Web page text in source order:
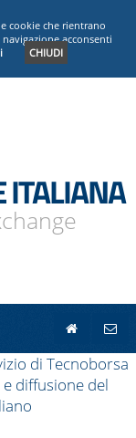
di Tecnoborsa
diffusione del
cookie che rientrano
acconsenti
CHIUDI